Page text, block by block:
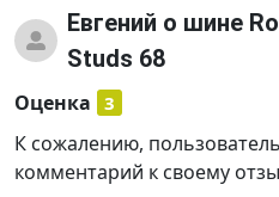
Евгений о шине
Studs 68
Оценка 3
К сожалению,
комментарий к своему